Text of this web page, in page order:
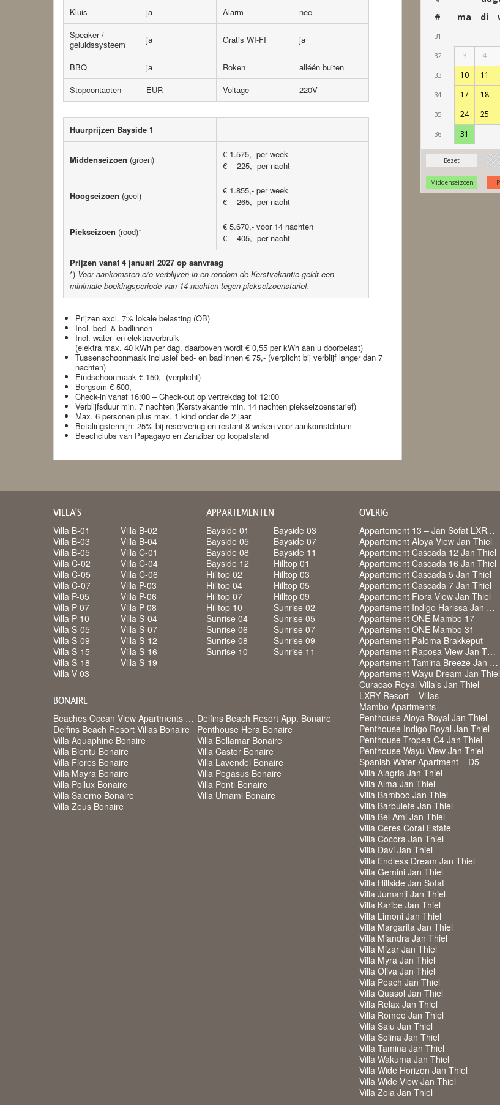
Kluis
ja Alarm
nee
Speaker /
geluidssysteem
ja Gratis WI-FI ja
BBQ ja Roken
alléén buiten
Stopcontacten
EUR Voltage 220V
Huurprijzen Bayside 1
Middenseizoen (groen)
€ 1.575,- per week
€ 225,- per nacht
Hoogseizoen (geel)
€ 1.855,- per week
€ 265,- per nacht
Piekseizoen (rood)*
€ 5.670,- voor 14 nachten
€ 405,- per nacht
Prijzen vanaf 4 januari 2027 op aanvraag
*) Voor aankomsten e/o verblijven in en rondom de Kerstvakantie geldt een
minimale boekingsperiode van 14 nachten tegen piekseizoenstarief.
Prijzen excl. 7% lokale belasting (OB)
Incl. bed- & badlinnen
Incl. water- en elektraverbruik
(elektra max. 40 kWh per dag, daarboven wordt € 0,55 per kWh aan u doorbelast)
Tussenschoonmaak inclusief bed- en badlinnen € 75,- (verplicht bij verblijf langer dan 7
nachten)
Eindschoonmaak € 150,- (verplicht)
Borgsom € 500,-
Check-in vanaf 16:00 – Check-out op vertrekdag tot 12:00
Verblijfsduur min. 7 nachten (Kerstvakantie min. 14 nachten piekseizoenstarief)
Max. 6 personen plus max. 1 kind onder de 2 jaar
Betalingstermijn: 25% bij reservering en restant 8 weken voor aankomstdatum
Beachclubs van Papagayo en Zanzibar op loopafstand
VILLA'S
Villa B-01
Villa B-02
Villa B-03
Villa B-04
Villa B-05
Villa C-01
Villa C-02
Villa C-04
Villa C-05
Villa C-06
Villa C-07
Villa P-03
Villa P-05
Villa P-06
Villa P-07
Villa P-08
Villa P-10
Villa S-04
Villa S-05
Villa S-07
Villa S-09
Villa S-12
Villa S-15
Villa S-16
Villa S-18
Villa S-19
Villa V-03
APPARTEMENTEN
Bayside 01
Bayside 03
Bayside 05
Bayside 07
Bayside 08
Bayside 11
Bayside 12
Hilltop 01
Hilltop 02
Hilltop 03
Hilltop 04
Hilltop 05
Hilltop 07
Hilltop 09
Hilltop 10
Sunrise 02
Sunrise 04
Sunrise 05
Sunrise 06
Sunrise 07
Sunrise 08
Sunrise 09
Sunrise 10
Sunrise 11
BONAIRE
Beaches Ocean View Apartments Bonaire Delfins Beach Resort App. Bonaire
Delfins Beach Resort Villas Bonaire
Penthouse Hera Bonaire
Villa Aquaphine Bonaire
Villa Bellamar Bonaire
Villa Bientu Bonaire
Villa Castor Bonaire
Villa Flores Bonaire
Villa Lavendel Bonaire
Villa Mayra Bonaire
Villa Pegasus Bonaire
Villa Pollux Bonaire
Villa Ponti Bonaire
Villa Salerno Bonaire
Villa Umami Bonaire
Villa Zeus Bonaire
OVERIG
Appartement 13 – Jan Sofat LXRY Resort
Appartement Aloya View Jan Thiel
Appartement Cascada 12 Jan Thiel
Appartement Cascada 16 Jan Thiel
Appartement Cascada 5 Jan Thiel
Appartement Cascada 7 Jan Thiel
Appartement Fiora View Jan Thiel
Appartement Indigo Harissa Jan Thiel
Appartement ONE Mambo 17
Appartement ONE Mambo 31
Appartement Paloma Brakkeput
Appartement Raposa View Jan Thiel
Appartement Tamina Breeze Jan Thiel
Appartement Wayu Dream Jan Thiel
Curacao Royal Villa’s Jan Thiel
LXRY Resort – Villas
Mambo Apartments
Penthouse Aloya Royal Jan Thiel
Penthouse Indigo Royal Jan Thiel
Penthouse Tropea C4 Jan Thiel
Penthouse Wayu View Jan Thiel
Spanish Water Apartment – D5
Villa Alagria Jan Thiel
Villa Alma Jan Thiel
Villa Bamboo Jan Thiel
Villa Barbulete Jan Thiel
Villa Bel Ami Jan Thiel
Villa Ceres Coral Estate
Villa Cocora Jan Thiel
Villa Davi Jan Thiel
Villa Endless Dream Jan Thiel
Villa Gemini Jan Thiel
Villa Hillside Jan Sofat
Villa Jumanji Jan Thiel
Villa Karibe Jan Thiel
Villa Limoni Jan Thiel
Villa Margarita Jan Thiel
Villa Miandra Jan Thiel
Villa Mizar Jan Thiel
Villa Myra Jan Thiel
Villa Oliva Jan Thiel
Villa Peach Jan Thiel
Villa Quasol Jan Thiel
Villa Relax Jan Thiel
Villa Romeo Jan Thiel
Villa Salu Jan Thiel
Villa Solina Jan Thiel
Villa Tamina Jan Thiel
Villa Wakuma Jan Thiel
Villa Wide Horizon Jan Thiel
Villa Wide View Jan Thiel
Villa Zola Jan Thiel